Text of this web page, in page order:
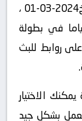
قائمة المباريات المباشرة المتاحة في تاريخ2024-03-01 ،
في بطولة
روابط للبث
الاختيار
بشكل جيد